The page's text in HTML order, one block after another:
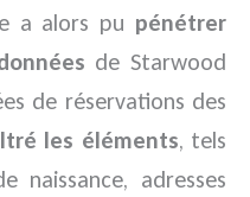
a alors pu pénétrer
de Starwood
de réservations des
les éléments, tels
naissance, adresses